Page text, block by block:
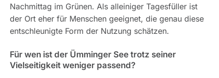
Nachmittag im Grünen. Als alleiniger Tagesfüller ist
der Ort eher für Menschen geeignet, die genau diese
entschleunigte Form der Nutzung schätzen.
Für wen ist der Ümminger See trotz seiner
Vielseitigkeit weniger passend?